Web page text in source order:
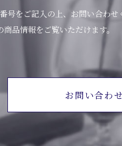
号をご記入の上、お問い合わせ
品情報をご覧いただけます。
お問い合わ